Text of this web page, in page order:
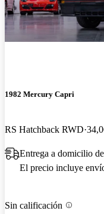
1982 Mercury Capri
RS Hatchback RWD
Entrega a domicilio
El precio incluye
Sin calificación